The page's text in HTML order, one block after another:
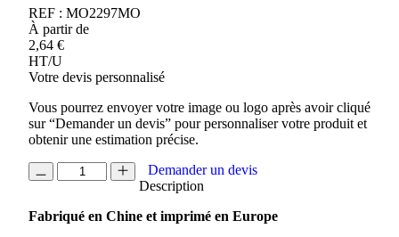
REF : MO2297MO
À partir de
2,64 €
HT/U
Votre devis personnalisé
Vous pourrez envoyer votre image ou logo après avoir cliqué
sur “Demander un devis” pour personnaliser votre produit et
obtenir une estimation précise.
quantité
de
PLIABLE
Demander un devis
Description
Fabriqué en Chine et imprimé en Europe